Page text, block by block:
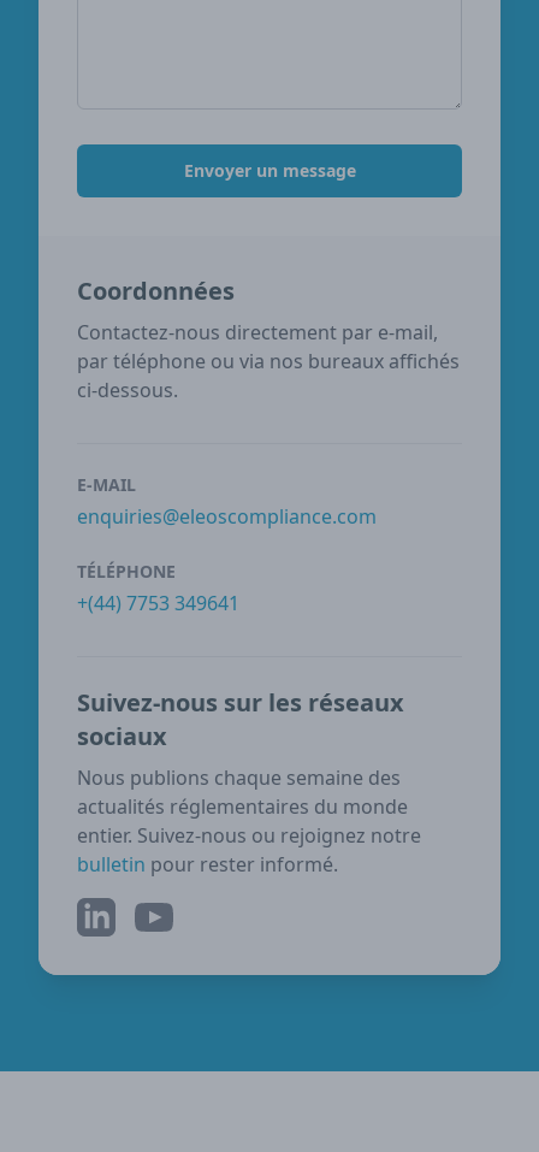
Envoyer un message
Coordonnées
Contactez-nous directement par e-mail,
par téléphone ou via nos bureaux affichés
ci-dessous.
E-MAIL
enquiries@eleoscompliance.com
TÉLÉPHONE
+(44) 7753 349641
Suivez-nous sur les réseaux
sociaux
Nous publions chaque semaine des
actualités réglementaires du monde
entier. Suivez-nous ou rejoignez notre
bulletin pour rester informé.
LinkedInYouTube